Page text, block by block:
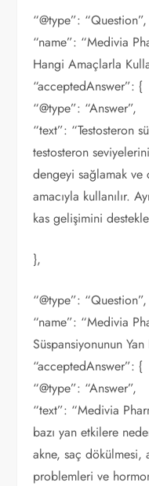
“@type”: “Question”,
“name”: “Medivia
Hangi Amaçlarla
“acceptedAnswer”: {
“@type”: “Answer”,
“text”: “Testosteron
testosteron
dengeyi sağlamak ve
amacıyla kullanılır.
kas gelişimini
},
“@type”: “Question”,
“name”: “Medivia
Süspansiyonunun
“acceptedAnswer”: {
“@type”: “Answer”,
“text”: “Medivia
bazı yan etkilere
akne, saç dökülmesi,
problemleri ve